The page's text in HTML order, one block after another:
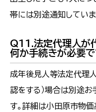
帯には別途通知していま
Q11.法定代理人が
何か手続きが必要で
成年後見人等法定代理
認をする）場合は別途
す。詳細は小田原市物